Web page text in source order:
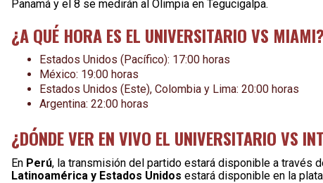
Panamá y el 8 se medirán al Olimpia en Tegucigalpa.
¿A QUÉ HORA ES EL UNIVERSITARIO VS MIAMI?
Estados Unidos (Pacífico): 17:00 horas
México: 19:00 horas
Estados Unidos (Este), Colombia y Lima: 20:00 horas
Argentina: 22:00 horas
¿DÓNDE VER EN VIVO EL UNIVERSITARIO VS
En Perú, la transmisión del partido estará disponible a través
Latinoamérica y Estados Unidos estará disponible en la